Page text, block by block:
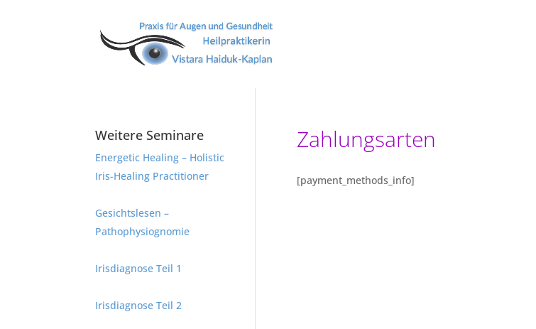
Zahlungsarten
[payment_methods_info]
Weitere Seminare
Energetic Healing – Holistic
Iris-Healing Practitioner
Gesichtslesen –
Pathophysiognomie
Irisdiagnose Teil 1
Irisdiagnose Teil 2